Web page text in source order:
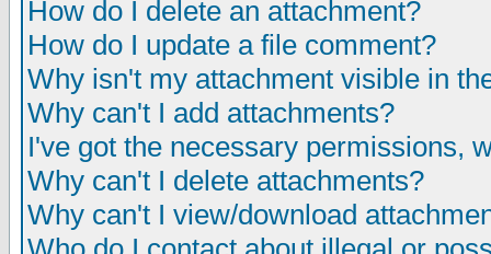
How do I delete an attachment?
How do I update a file comment?
Why isn't my attachment visible in
Why can't I add attachments?
I've got the necessary permissions,
Why can't I delete attachments?
Why can't I view/download